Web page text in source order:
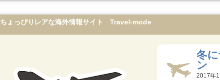
ちょっぴりレアな海外情報サイト Travel-mode
冬
ン
2017年